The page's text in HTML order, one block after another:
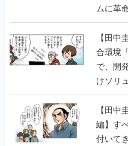
ムに革
のいた
【田中
合環境
で、開
けソリ
に行っ
【田中
編】す
付いて